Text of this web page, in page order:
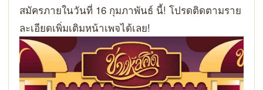
สมัครภายในวันที่ 16 กุมภาพันธ์ นี้! โปรดติดตามราย
ละเอียดเพิ่มเติมหน้าเพจได้เลย!